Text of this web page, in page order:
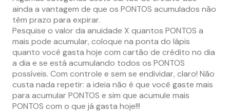
ainda a vantagem de que os PONTOS acumulados não
têm prazo para expirar.
Pesquise o valor da anuidade X quantos PONTOS a
mais pode acumular, coloque na ponta do lápis
quanto você gasta hoje com cartão de crédito no dia
a dia e se está acumulando todos os PONTOS
possíveis. Com controle e sem se endividar, claro! Não
custa nada repetir: a ideia não é que você gaste mais
para acumular PONTOS e sim que acumule mais
PONTOS com o que já gasta hoje!!!